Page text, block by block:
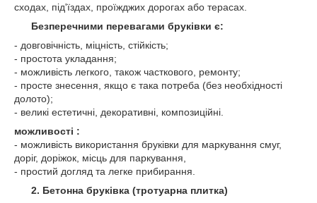
сходах, під'їздах, проїжджих дорогах або терасах.
Безперечними перевагами бруківки є:
- довговічність, міцність, стійкість;
- простота укладання;
- можливість легкого, також часткового, ремонту;
- просте знесення, якщо є така потреба (без необхідності
долото);
- великі естетичні, декоративні, композиційні.
можливості :
- можливість використання бруківки для маркування смуг,
доріг, доріжок, місць для паркування,
- простий догляд та легке прибирання.
2. Бетонна бруківка (тротуарна плитка)